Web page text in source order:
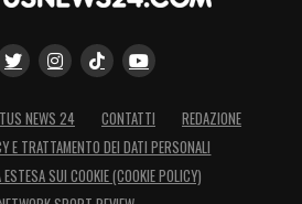
NEWS 24 CONTATTI
REDAZIONE
E TRATTAMENTO DEI DATI PERSONALI
SUI COOKIE (COOKIE POLICY)